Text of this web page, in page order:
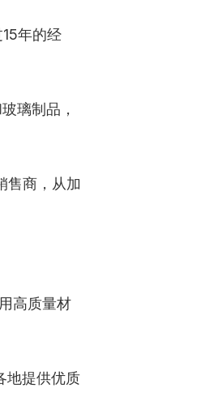
年的经
璃制品，
售商，从加
高质量材
地提供优质